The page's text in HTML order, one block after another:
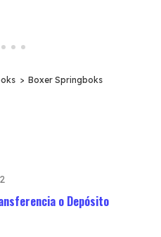
> Boxer Springboks
o Depósito